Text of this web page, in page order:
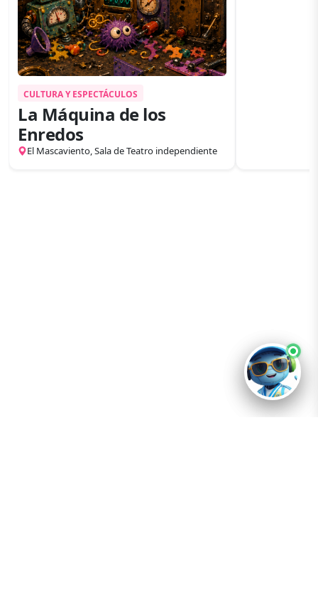
CULTURA Y ESPECTÁCULOS
La Máquina de los
Enredos
El Mascaviento, Sala de Teatro independiente